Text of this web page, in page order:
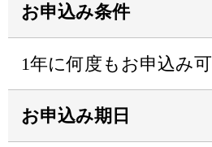
お申込み条件
1年に何度もお申込み可
お申込み期日